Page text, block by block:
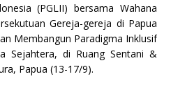
(PGLII) bersama Wahana
Gereja-gereja di Papua
Membangun Paradigma Inklusif
Sejahtera, di Ruang Sentani &
Papua (13-17/9).